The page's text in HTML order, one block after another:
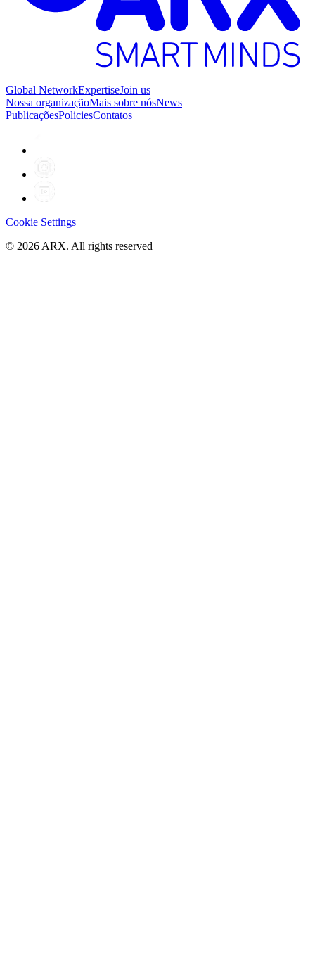
Global NetworkExpertiseJoin us
Nossa organizaçãoMais sobre nósNews
PublicaçõesPoliciesContatos
Cookie Settings
© 2026 ARX. All rights reserved